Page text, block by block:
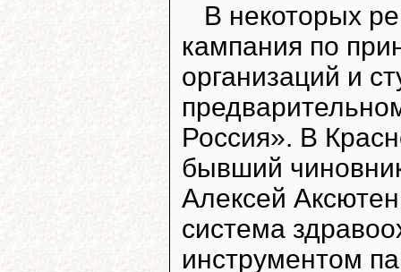
В некоторых
кампания по
организаций и
Россия». В
бывший
Алексей
система
инструментом